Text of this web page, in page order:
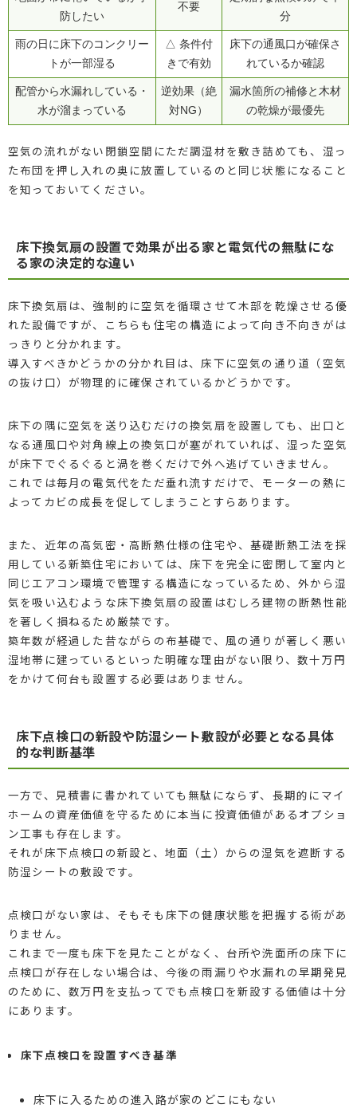
防したい
不要
分
雨の日に床下のコンクリー
トが一部湿る
△ 条件付
きで有効
床下の通風口が確保さ
れているか確認
配管から水漏れしている・
水が溜まっている
逆効果（絶
対NG）
漏水箇所の補修と木材
の乾燥が最優先
空気の流れがない閉鎖空間にただ調湿材を敷き詰めても、湿っ
た布団を押し入れの奥に放置しているのと同じ状態になること
を知っておいてください。
床下換気扇の設置で効果が出る家と電気代の無駄にな
る家の決定的な違い
床下換気扇は、強制的に空気を循環させて木部を乾燥させる優
れた設備ですが、こちらも住宅の構造によって向き不向きがは
っきりと分かれます。
導入すべきかどうかの分かれ目は、床下に空気の通り道（空気
の抜け口）が物理的に確保されているかどうかです。
床下の隅に空気を送り込むだけの換気扇を設置しても、出口と
なる通風口や対角線上の換気口が塞がれていれば、湿った空気
が床下でぐるぐると渦を巻くだけで外へ逃げていきません。
これでは毎月の電気代をただ垂れ流すだけで、モーターの熱に
よってカビの成長を促してしまうことすらあります。
また、近年の高気密・高断熱仕様の住宅や、基礎断熱工法を採
用している新築住宅においては、床下を完全に密閉して室内と
同じエアコン環境で管理する構造になっているため、外から湿
気を吸い込むような床下換気扇の設置はむしろ建物の断熱性能
を著しく損ねるため厳禁です。
築年数が経過した昔ながらの布基礎で、風の通りが著しく悪い
湿地帯に建っているといった明確な理由がない限り、数十万円
をかけて何台も設置する必要はありません。
床下点検口の新設や防湿シート敷設が必要となる具体
的な判断基準
一方で、見積書に書かれていても無駄にならず、長期的にマイ
ホームの資産価値を守るために本当に投資価値があるオプショ
ン工事も存在します。
それが床下点検口の新設と、地面（土）からの湿気を遮断する
防湿シートの敷設です。
点検口がない家は、そもそも床下の健康状態を把握する術があ
りません。
これまで一度も床下を見たことがなく、台所や洗面所の床下に
点検口が存在しない場合は、今後の雨漏りや水漏れの早期発見
のために、数万円を支払ってでも点検口を新設する価値は十分
にあります。
床下点検口を設置すべき基準
床下に入るための進入路が家のどこにもない